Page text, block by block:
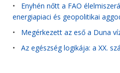
• Enyhén nőtt a FAO
energiapiaci és geopolitikai
• Megérkezett az eső a Duna
• Az egészség logikája: a XX.